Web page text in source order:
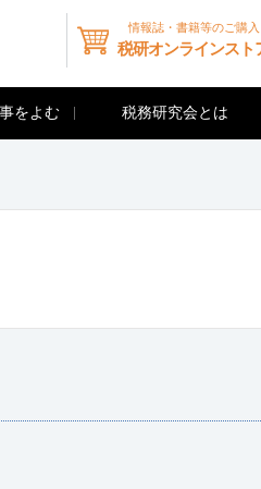
情報誌・書籍等のご購入
税研オンラインスト
をよむ 税務研究会とは